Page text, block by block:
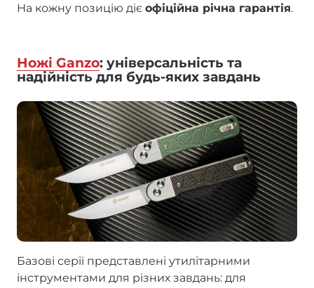
На кожну позицію діє офіційна річна гарантія.
Ножі Ganzo: універсальність та
надійність для будь-яких завдань
Базові серії представлені утилітарними
інструментами для різних завдань: для